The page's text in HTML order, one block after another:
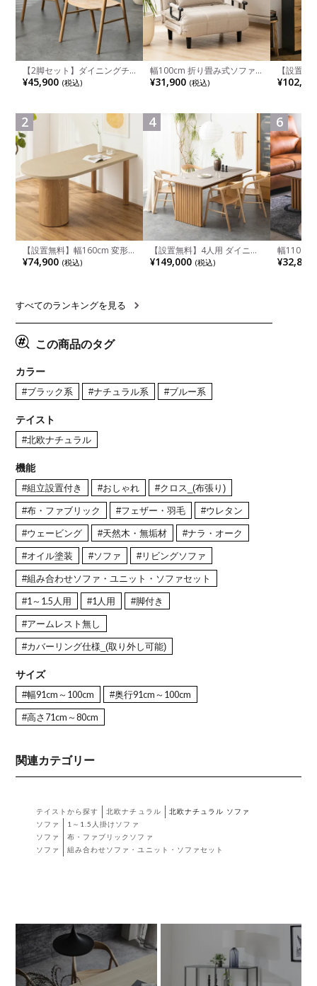
【2脚セット】ダイニングチ
ェア 木製 LUGA 肘付き チェ
ア 天然木 リビング椅子 板座
ュラル ブラウン 完成品
¥45,900 (税込)
2
【設置無料】幅160cm 変形
半円 ダイニングテーブル モ
ルタル風 LENAS コンクリー
リア風 グレージュ
¥74,900 (税込)
幅100cm 折り畳み式ソファ
ベッド コンパクト リクライ
ニング カウチスタイル 省ス
¥31,900 (税込)
4
【設置無料】4人用 ダイニン
グテーブルセット 5点 LUGA
セラミックテーブル おしゃれ
¥149,000 (税込)
【設置
チンカウ
板 引き出
れ ウッデ
ル グレー
6
幅110cm
木目調 リ
付き 長方
¥32,800
すべてのランキングを見る
この商品のタグ
カラー
#ブラック系 #ナチュラル系 #ブルー系
テイスト
#北欧ナチュラル
機能
#組立設置付き #おしゃれ #クロス_(布張り)
#布・ファブリック #フェザー・羽毛 #ウレタン
#ウェービング #天然木・無垢材 #ナラ・オーク
#オイル塗装 #ソファ #リビングソファ
#組み合わせソファ・ユニット・ソファセット
#1～1.5人用 #1人用 #脚付き
#アームレスト無し
#カバーリング仕様_(取り外し可能)
サイズ
#幅91cm～100cm #奥行91cm～100cm
#高さ71cm～80cm
関連カテゴリー
テイストから探す 北欧ナチュラル
北欧ナチュラル ソファ
ソファ
1～1.5人掛けソファ
ソファ
布・ファブリックソファ
ソファ
組み合わせソファ・ユニット・ソファセット